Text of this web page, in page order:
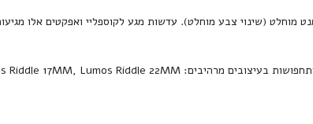
בעיצובים מרהיבים: 17MM,Lumos Riddle 22MM לא תודה